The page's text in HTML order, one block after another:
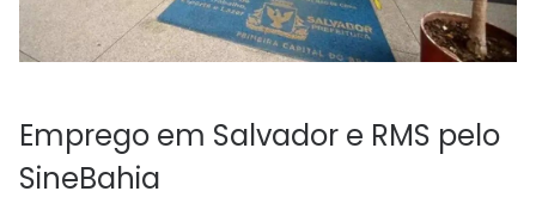
Emprego em Salvador e RMS pelo
SineBahia